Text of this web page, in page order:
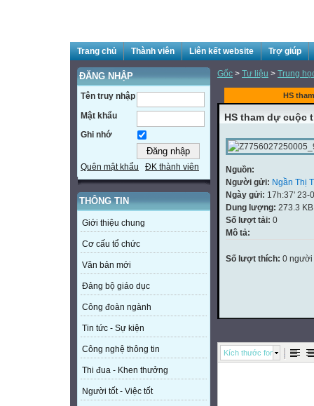
Trang chủ Thành viên Liên kết website Trợ giúp
ĐĂNG NHẬP
Tên truy nhập
Mật khẩu
Ghi nhớ
Quên mật khẩu ĐK thành viên
THÔNG TIN
Giới thiệu chung
Cơ cấu tổ chức
Văn bản mới
Đảng bộ giáo dục
Công đoàn ngành
Tin tức - Sự kiện
Công nghệ thông tin
Thi đua - Khen thưởng
Người tốt - Việc tốt
Gốc > Tư liệu > Trung
HS
HS tham dự cuộc
Nguồn:
Người gửi: Ngần Thị
Ngày gửi: 17h:37' 23-
Dung lượng: 273.3 KB
Số lượt tải: 0
Mô tả:
Số lượt thích: 0 người
Kích thước font